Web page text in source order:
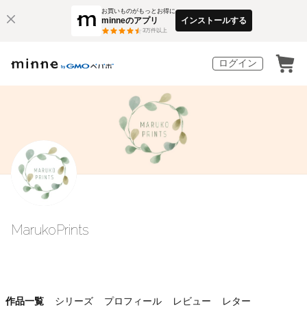
お買いものがもっとお得に
minneのアプリ
3万件以上
インストールする
ログイン
MarukoPrints
作品一覧 シリーズ プロフィール レビュー レター